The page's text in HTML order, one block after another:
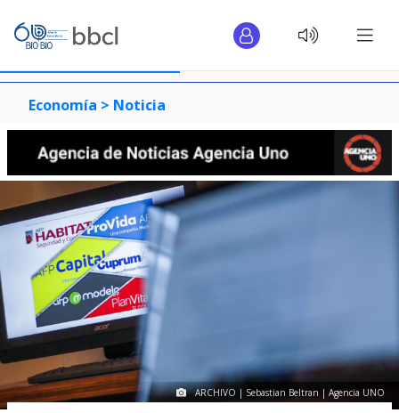
Economía > Noticia
ARCHIVO | Sebastian Beltran | Agencia UNO